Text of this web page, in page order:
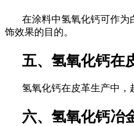
在涂料中氢氧化钙可作为
饰效果的目的。
五、氢氧化钙在
氢氧化钙在皮革生产中，
六、氢氧化钙冶